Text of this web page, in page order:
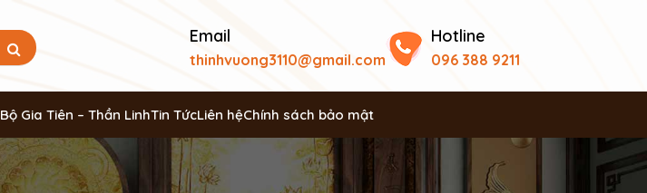
Email
thinhvuong3110@gmail.com
Hotline
096 388 9211
Bộ Gia Tiên – Thần LinhTin TứcLiên hệChính sách bảo mật